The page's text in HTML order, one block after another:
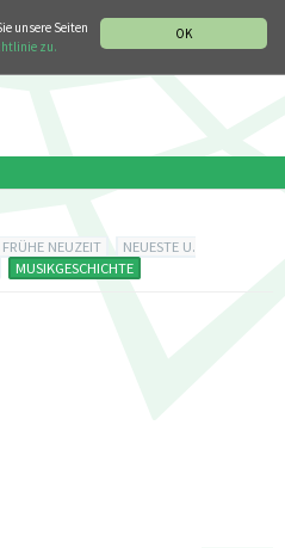
OK
unsere Seiten
zu.
FRÜHE NEUZEIT
NEUESTE U.
MUSIKGESCHICHTE